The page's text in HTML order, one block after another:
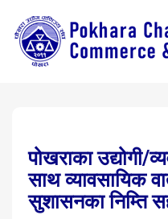
पोखराका उद्योगी/
साथ व्यावसायिक
सुशासनका निम्ति